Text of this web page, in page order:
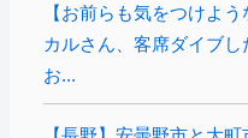
【お前らも気をつけよ
カルさん、客席ダイブ
お...